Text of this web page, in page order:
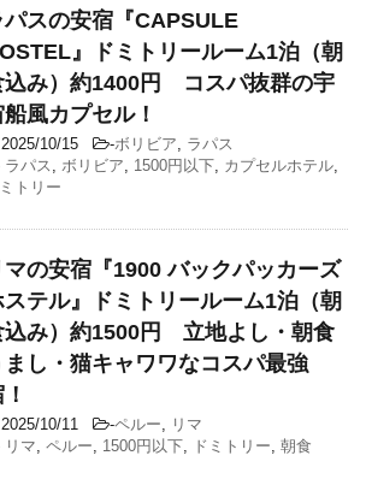
パスの安宿『CAPSULE
』ドミトリールーム1泊（朝
込み）約1400円 コスパ抜群の宇
風カプセル！
2025/10/15 -ボリビア
ラパス
ラパス
ボリビア 1500円以下 カプセルホテル
トリー
マの安宿『1900 バックパッカーズ
ステル』ドミトリールーム1泊（朝
込み）約1500円 立地よし・朝食
まし・猫キャワワなコスパ最強
2025/10/11 -ペルー
リマ
リマ ペルー 1500円以下 ドミトリー 朝食